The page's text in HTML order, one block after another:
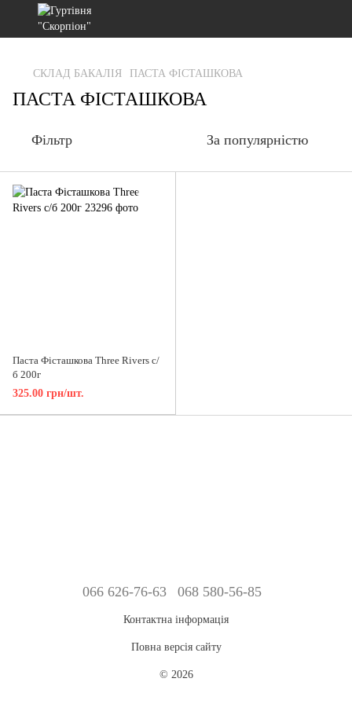
gtag('js', new Date()); gtag('config', 'G-RFXCKGNRF7');
СКЛАД БАКАЛІЯ ПАСТА ФІСТАШКОВА
ПАСТА ФІСТАШКОВА
Фільтр За популярністю
Паста Фісташкова Three Rivers с/
б 200г
325.00 грн/шт.
066 626-76-63 068 580-56-85
Контактна інформація
Повна версія сайту
© 2026